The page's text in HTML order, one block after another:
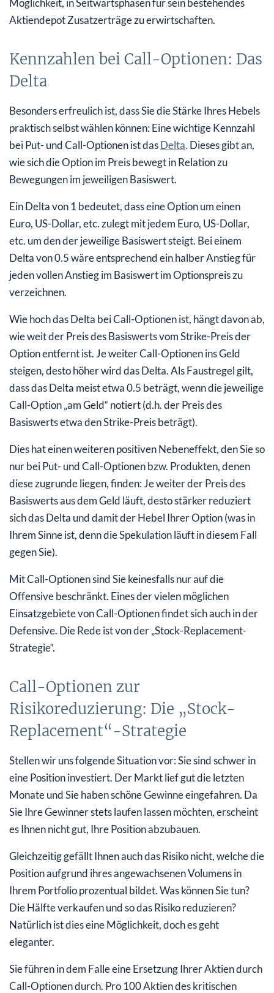
Möglichkeit, in Seitwärtsphasen für sein bestehendes
Aktiendepot Zusatzerträge zu erwirtschaften.
Kennzahlen bei Call-Optionen: Das
Delta
Besonders erfreulich ist, dass Sie die Stärke Ihres Hebels
praktisch selbst wählen können: Eine wichtige Kennzahl
bei Put- und Call-Optionen ist dasDelta. Dieses gibt an,
wie sich die Option im Preis bewegt in Relation zu
Bewegungen im jeweiligen Basiswert.
Ein Delta von 1 bedeutet, dass eine Option um einen
Euro, US-Dollar, etc. zulegt mit jedem Euro, US-Dollar,
etc. um den der jeweilige Basiswert steigt. Bei einem
Delta von 0.5 wäre entsprechend ein halber Anstieg für
jeden vollen Anstieg im Basiswert im Optionspreis zu
verzeichnen.
Wie hoch das Delta bei Call-Optionen ist, hängt davon ab,
wie weit der Preis des Basiswerts vom Strike-Preis der
Option entfernt ist. Je weiter Call-Optionen ins Geld
steigen, desto höher wird das Delta. Als Faustregel gilt,
dass das Delta meist etwa 0.5 beträgt, wenn die jeweilige
Call-Option „am Geld“ notiert (d.h. der Preis des
Basiswerts etwa den Strike-Preis beträgt).
Dies hat einen weiteren positiven Nebeneffekt, den Sie so
nur bei Put- und Call-Optionen bzw. Produkten, denen
diese zugrunde liegen, finden: Je weiter der Preis des
Basiswerts aus dem Geld läuft, desto stärker reduziert
sich das Delta und damit der Hebel Ihrer Option (was in
Ihrem Sinne ist, denn die Spekulation läuft in diesem Fall
gegen Sie).
Mit Call-Optionen sind Sie keinesfalls nur auf die
Offensive beschränkt. Eines der vielen möglichen
Einsatzgebiete von Call-Optionen findet sich auch in der
Defensive. Die Rede ist von der „Stock-Replacement-
Strategie“.
Call-Optionen zur
Risikoreduzierung: Die „Stock-
Replacement“-Strategie
Stellen wir uns folgende Situation vor: Sie sind schwer in
eine Position investiert. Der Markt lief gut die letzten
Monate und Sie haben schöne Gewinne eingefahren. Da
Sie Ihre Gewinner stets laufen lassen möchten, erscheint
es Ihnen nicht gut, Ihre Position abzubauen.
Gleichzeitig gefällt Ihnen auch das Risiko nicht, welche die
Position aufgrund ihres angewachsenen Volumens in
Ihrem Portfolio prozentual bildet. Was können Sie tun?
Die Hälfte verkaufen und so das Risiko reduzieren?
Natürlich ist dies eine Möglichkeit, doch es geht
eleganter.
Sie führen in dem Falle eine Ersetzung Ihrer Aktien durch
Call-Optionen durch. Pro 100 Aktien des kritischen